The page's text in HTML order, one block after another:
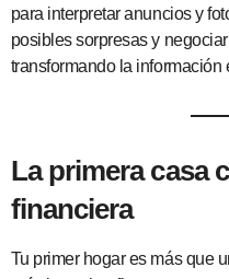
para interpretar anuncios y
posibles sorpresas y
transformando la información
La primera casa
financiera
Tu primer hogar es más que